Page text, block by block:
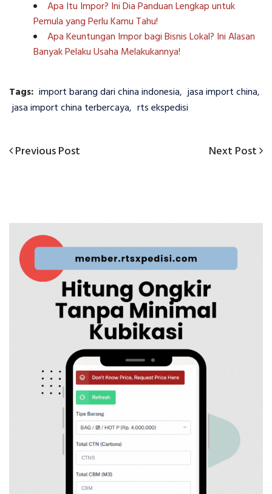
Apa Itu Impor? Ini Dia Panduan Lengkap untuk
Pemula yang Perlu Kamu Tahu!
Apa Keuntungan Impor bagi Bisnis Lokal? Ini Alasan
Banyak Pelaku Usaha Melakukannya!
Tags: import barang dari china indonesia, jasa import china,
jasa import china terbercaya, rts ekspedisi
Navigasi
Previous
Previous Post
Next
Next Post